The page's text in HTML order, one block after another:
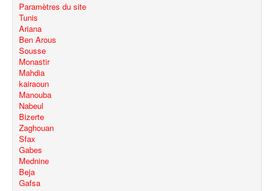
Paramètres du site
Tunis
Ariana
Ben Arous
Sousse
Monastir
Mahdia
kairaoun
Manouba
Nabeul
Bizerte
Zaghouan
Sfax
Gabes
Mednine
Beja
Gafsa